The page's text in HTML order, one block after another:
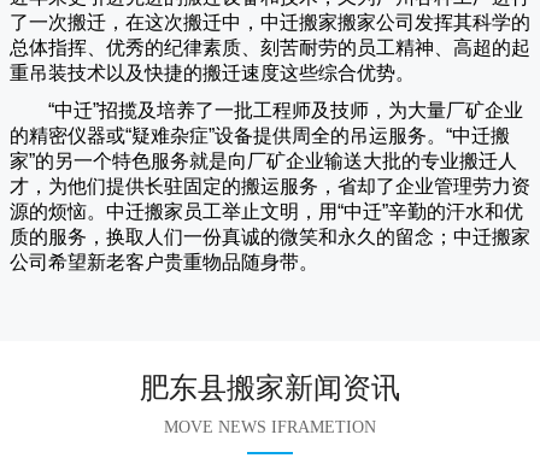
了一次搬迁，在这次搬迁中， 中迁搬家搬家公司发挥其科学的
总体指挥、优秀的纪律素质、刻苦耐劳的员工精神、高超的起
重吊装技术以及快捷的搬迁速度这些综合优势。
“中迁”招揽及培养了一批工程师及技师，为大量厂矿企业
的精密仪器或“疑难杂症”设备提供周全的吊运服务。“中迁搬
家”的另一个特色服务就是向厂矿企业输送大批的专业搬迁人
才，为他们提供长驻固定的搬运服务，省却了企业管理劳力资
源的烦恼。 中迁搬家员工举止文明，用“中迁”辛勤的汗水和优
质的服务，换取人们一份真诚的微笑和永久的留念； 中迁搬家
公司希望新老客户贵重物品随身带。
肥东县搬家新闻资讯
MOVE NEWS IFRAMETION